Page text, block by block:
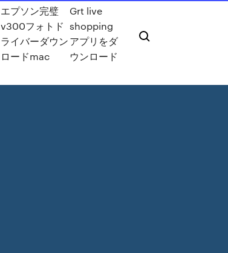
エプソン完璧
v300フォトド
ライバーダウン
ロードmac
Grt live
shopping
アプリをダ
ウンロード